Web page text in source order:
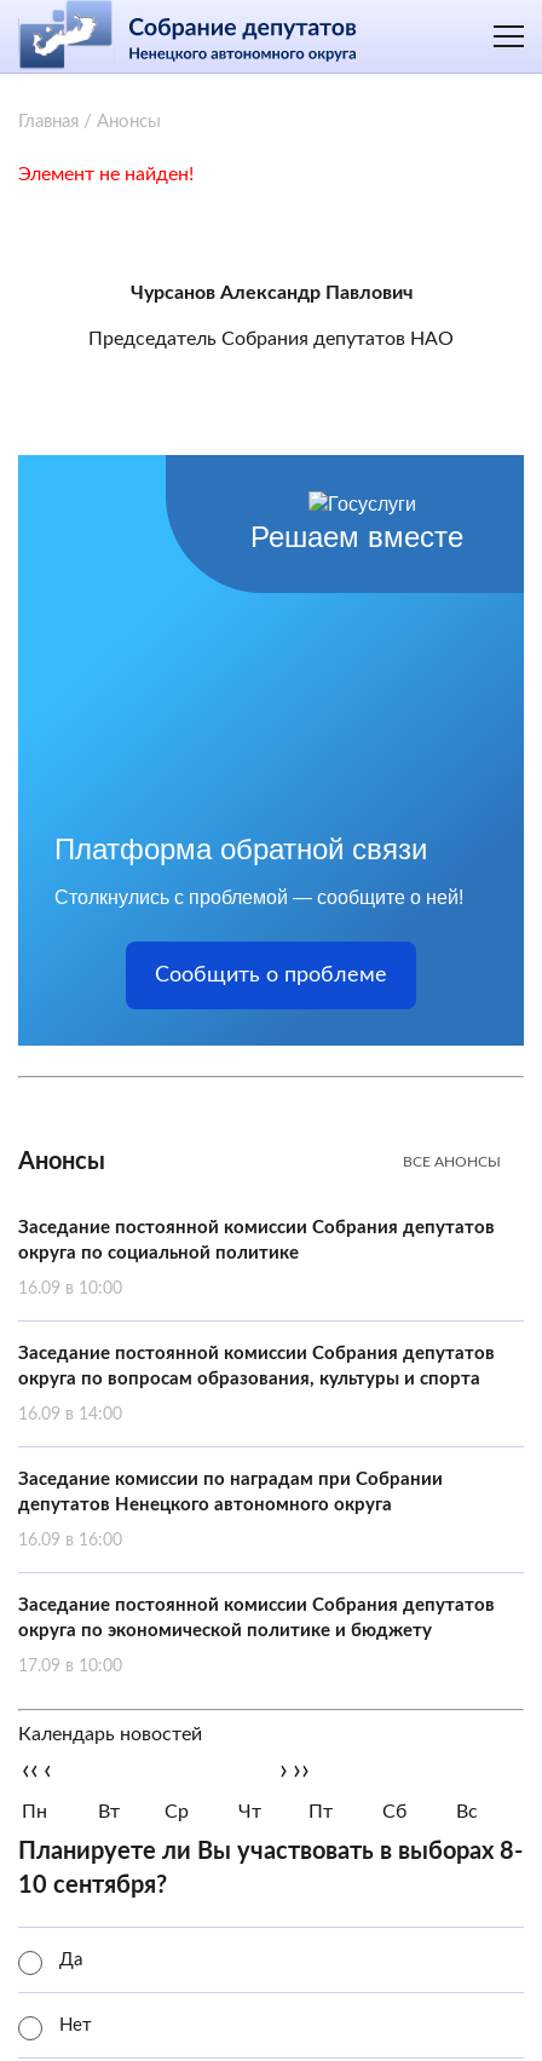
Главная / Анонсы
Элемент не найден!
Чурсанов Александр Павлович
Председатель Собрания депутатов НАО
Решаем вместе
Платформа обратной связи
Столкнулись с проблемой — сообщите о ней!
Сообщить о проблеме
Анонсы ВСЕ АНОНСЫ
Заседание постоянной комиссии Собрания депутатов
округа по социальной политике
16.09 в 10:00
Заседание постоянной комиссии Собрания депутатов
округа по вопросам образования, культуры и спорта
16.09 в 14:00
Заседание комиссии по наградам при Собрании
депутатов Ненецкого автономного округа
16.09 в 16:00
Заседание постоянной комиссии Собрания депутатов
округа по экономической политике и бюджету
17.09 в 10:00
Календарь новостей
‹‹ ‹ › ››
Пн Вт Ср Чт Пт Сб Вс
Планируете ли Вы участвовать в выборах 8-
10 сентября?
Да
Нет